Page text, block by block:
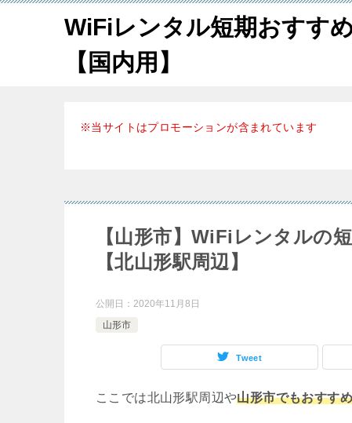
WiFiレンタル短期おすす
【国内用】
※当サイトはプロモーションが含まれています
【山形市】WiFiレンタルの
【北山形駅周辺】
公開日： 2020年11月8日
山形市
Tweet
ここでは北山形駅周辺や山形市でもおすす